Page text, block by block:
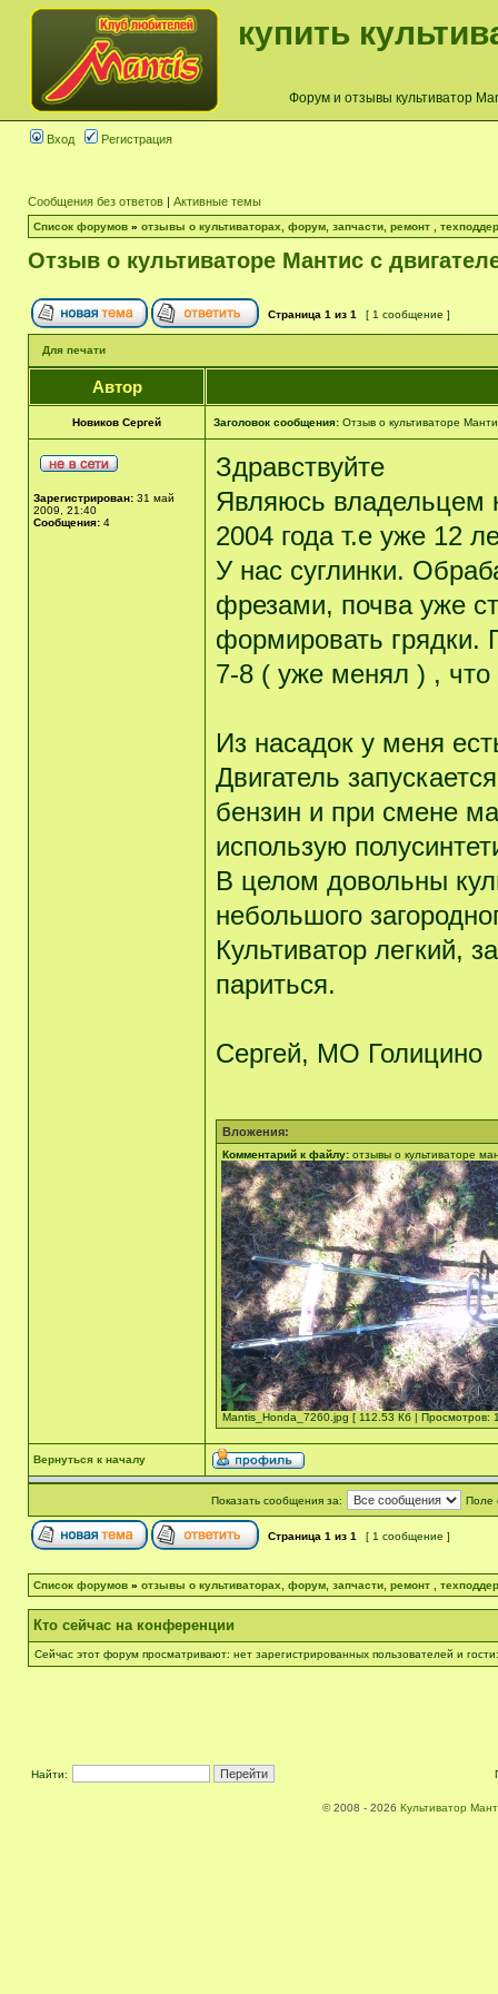
купить
Форум и отзывы культиватор
Вход Регистрация
Сообщения без ответов | Активные темы
Список форумов » отзывы о культиваторах, форум, запчасти, ремонт ,
Отзыв о культиваторе Мантис с
Страница 1 из 1 [ 1 сообщение ]
Для печати
Автор
Новиков Сергей Заголовок сообщения: Отзыв о культиваторе
Зарегистрирован: 31 май
2009, 21:40
Сообщения: 4
Здравствуйте
Являюсь владельцем
2004 года т.е уже 12
У нас суглинки.
фрезами, почва уже
формировать грядки.
7-8 ( уже менял ) , что
Из насадок у меня
Двигатель
бензин и при смене
использую
В целом довольны
небольшого
Культиватор легкий,
париться.
Сергей, МО Голицино
Вложения:
Комментарий к файлу: отзывы о культиваторе
Mantis_Honda_7260.jpg [ 112.53 Кб | Просмотров:
Вернуться к началу
Показать сообщения за: Поле
Страница 1 из 1 [ 1 сообщение ]
Список форумов » отзывы о культиваторах, форум, запчасти, ремонт ,
Кто сейчас на конференции
Сейчас этот форум просматривают: нет зарегистрированных пользователей и
Найти:
© 2008 - 2026 Культиватор